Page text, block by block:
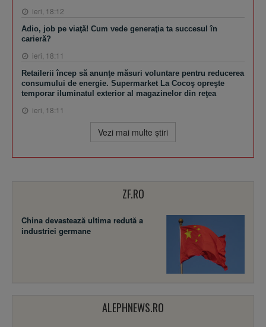
ieri, 18:12
Adio, job pe viaţă! Cum vede generaţia ta succesul în
carieră?
ieri, 18:11
Retailerii încep să anunţe măsuri voluntare pentru reducerea
consumului de energie. Supermarket La Cocoş opreşte
temporar iluminatul exterior al magazinelor din reţea
ieri, 18:11
Vezi mai multe ştiri
ZF.RO
China devastează ultima redută a
industriei germane
ALEPHNEWS.RO